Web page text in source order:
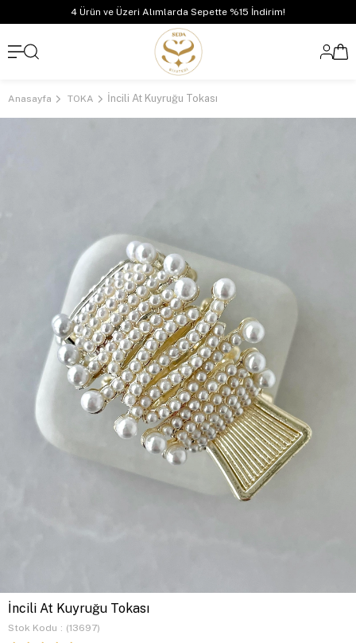
4 Ürün ve Üzeri Alımlarda Sepette %15 İndirim!
Anasayfa TOKA İncili At Kuyruğu Tokası
İncili At Kuyruğu Tokası
Stok Kodu (13697)